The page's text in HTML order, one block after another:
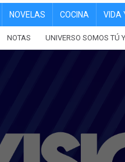
NOVELAS COCINA VIDA
NOTAS UNIVERSO SOMOS TÚ